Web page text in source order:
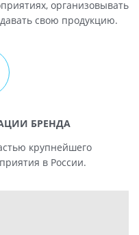
организовывать
свою продукцию.
БРЕНДА
крупнейшего
в России.